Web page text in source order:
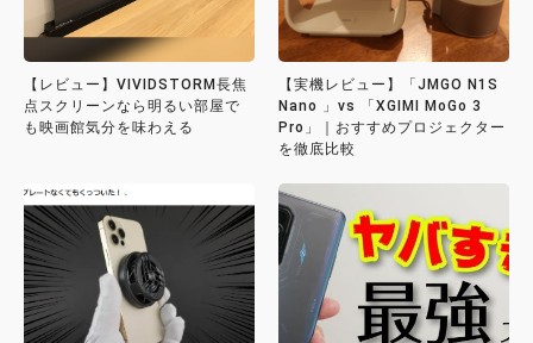
【レビュー】VIVIDSTORM長焦
点スクリーンなら明るい部屋で
も映画館気分を味わえる
【実機レビュー】「JMGO N1S
Nano 」vs 「XGIMI MoGo 3
Pro」｜おすすめプロジェクター
を徹底比較